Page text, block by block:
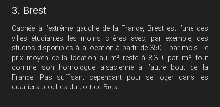
3. Brest
Cachée à l’extrême gauche de la France, Brest est l’une des
villes étudiantes les moins chères avec, par exemple, des
studios disponibles à la location à partir de 350 € par mois. Le
prix moyen de la location au m² reste à 8,3 € par m², tout
comme son homologue alsacienne à l’autre bout de la
France. Pas suffisant cependant pour se loger dans les
quartiers proches du port de Brest.